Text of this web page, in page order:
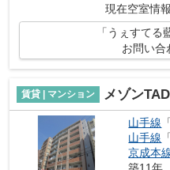
現在空室情
「うぇすてる
お問い合
賃貸 | マンション メゾン
山手線
山手線 「
京成本